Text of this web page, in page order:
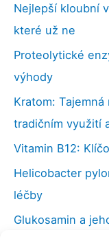
Nejlepší kloubní
které už ne
Proteolytické
výhody
Kratom:
tradičním využití
Vitamin B12:
Helicobacter
léčby
Glukosamin a